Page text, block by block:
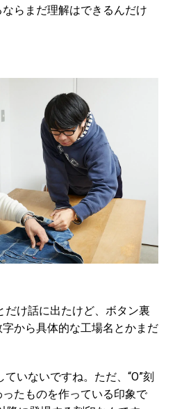
らまだ理解はできるんだけ
だけ話に出たけど、ボタン裏
から具体的な工場名とかまだ
いないですね。ただ、“O”刻
たものを作っている印象で